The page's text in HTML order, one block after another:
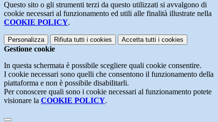
Questo sito o gli strumenti terzi da questo utilizzati si avvalgono di
cookie necessari al funzionamento ed utili alle finalità illustrate nella
COOKIE POLICY.
Personalizza Rifiuta tutti i cookies Accetta tutti i cookies
Gestione cookie
In questa schermata è possibile scegliere quali cookie consentire.
I cookie necessari sono quelli che consentono il funzionamento della
piattaforma e non è possibile disabilitarli.
Per conoscere quali sono i cookie necessari al funzionamento potete
visionare la COOKIE POLICY.